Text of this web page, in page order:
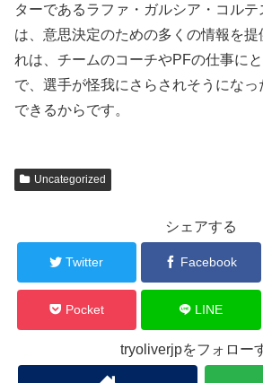
ターであるラファ・ガルシア・コル
は、意思決定のための多くの情報を提
れは、チームのコーチやPFの仕事に
で、選手が怪我にさらされそうにな
できるからです。
Uncategorized
シェアする
Twitter Facebook
Pocket LINE
tryoliverjpをフォロー